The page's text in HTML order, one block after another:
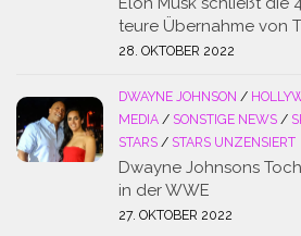
teure Übernahme von
28. OKTOBER 2022
DWAYNE JOHNSON /
MEDIA / SONSTIGE NEWS /
STARS / STARS UNZENSIERT
Dwayne Johnsons
in der WWE
27. OKTOBER 2022